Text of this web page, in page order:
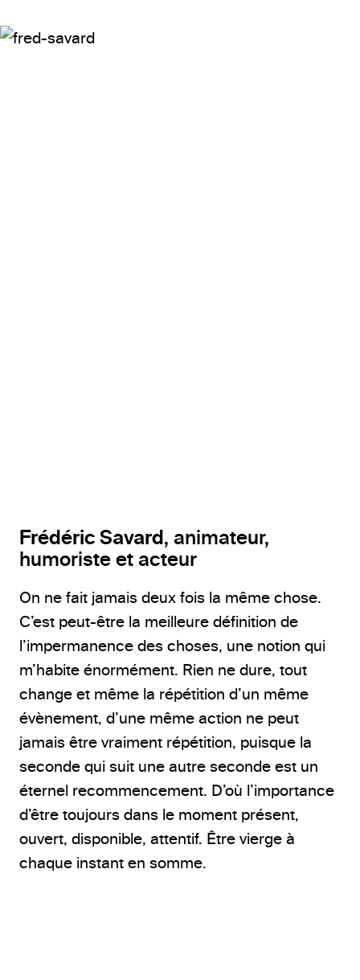
Frédéric Savard, animateur,
humoriste et acteur
On ne fait jamais deux fois la même chose.
C’est peut-être la meilleure définition de
l’impermanence des choses, une notion qui
m’habite énormément. Rien ne dure, tout
change et même la répétition d’un même
évènement, d’une même action ne peut
jamais être vraiment répétition, puisque la
seconde qui suit une autre seconde est un
éternel recommencement. D’où l’importance
d’être toujours dans le moment présent,
ouvert, disponible, attentif. Être vierge à
chaque instant en somme.